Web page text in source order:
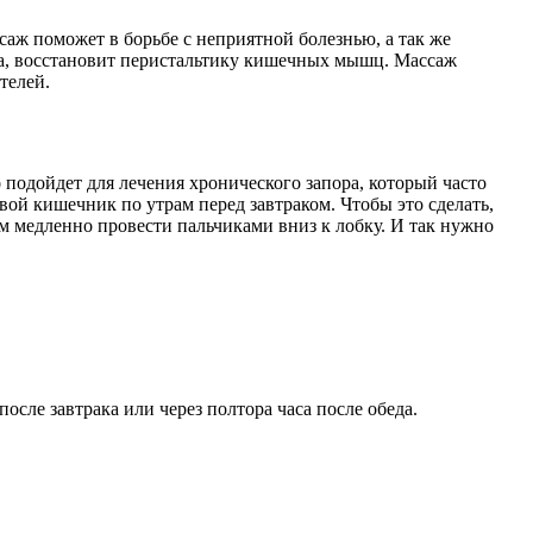
поможет в борьбе с неприятной болезнью, а так же
восстановит перистальтику кишечных мышц. Массаж
для лечения хронического запора, который часто
кишечник по утрам перед завтраком. Чтобы это сделать,
медленно провести пальчиками вниз к лобку. И так нужно
завтрака или через полтора часа после обеда.